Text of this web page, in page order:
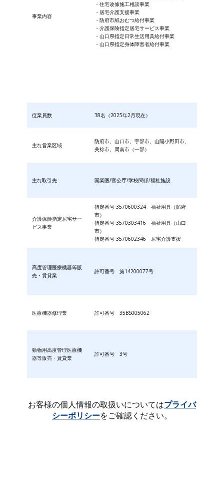
事業内容
・住宅改修施工相談事業
・居宅介護支援事業
・防府市紙おむつ給付事業
・​介護保険指定居宅サービス事業
・山口県指定日常生活用具給付事業
・山口県指定身体障害者給付事業
従業員数 38名（2025年2月現在）
主な営業区域
防府市、山口市、宇部市、山陽小野田市、
美祢市、周南市（一部）
主な取引先 開業医/官公庁/学校関係/福祉施設
介護保険指定居宅サー
ビス事業
指定番号 3570600324 福祉用具（防府
市）
指定番号 3570303416 福祉用具（山口
市）
指定番号 3570602346 居宅介護支援
高度管理医療機器等販
売・賃貸業
許可番号 第14200077号
医療機器修理業 許可番号 35BS005062
動物用高度管理医療機
器等販売・賃貸業
許可番号 3号
お客様の個人情報の取扱いについてはプライバ
シーポリシーをご確認ください。